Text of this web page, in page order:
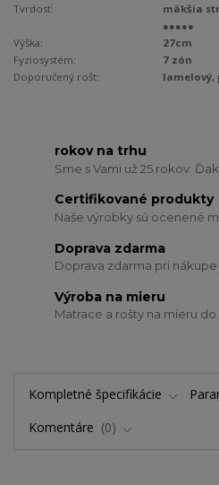
Tvrdosť:
mäkšia
●●●●●
Výška:
27cm
Fyziosystém:
7 zón
Doporučený rošt:
lamelový,
rokov na trhu
Sme s Vami už 25 rokov.
Certifikované produkty
Naše výrobky sú ocenené
Doprava zdarma
Doprava zdarma pri
Výroba na mieru
Matrace a rošty na mieru do
Kompletné špecifikácie
Komentáre
0